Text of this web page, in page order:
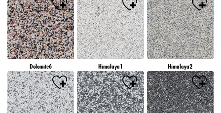
Dolomite6 Himalaya1 Himalaya2